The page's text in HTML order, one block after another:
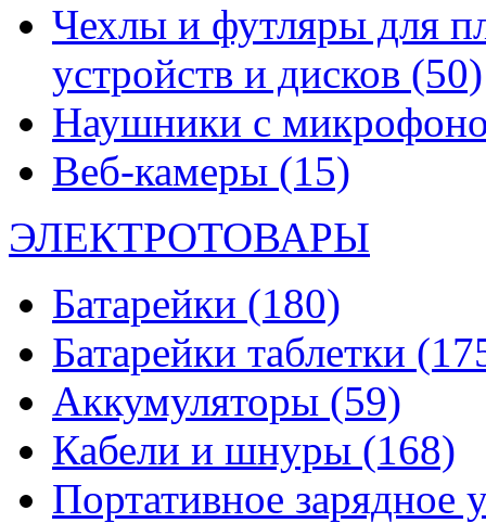
Чехлы и футляры для
устройств и дисков (50)
Наушники с
Веб-камеры (15)
ЭЛЕКТРОТОВАРЫ
Батарейки (180)
Батарейки таблетки
Аккумуляторы (59)
Кабели и шнуры (168)
Портативное зарядное